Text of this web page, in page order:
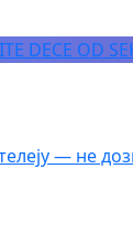
DECE OD
— не